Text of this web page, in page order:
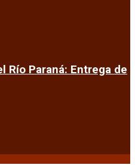
Río Paraná: Entrega de